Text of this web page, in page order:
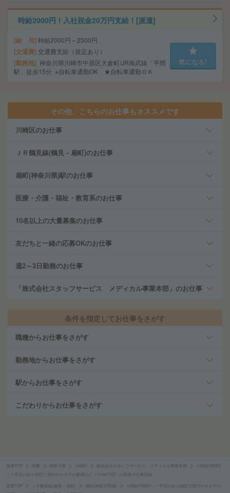
時給2000円！入社祝金20万円支給！[派遣]
給 与 時給2000円～2500円
交通費 交通費支給（規定あり）
勤務地 神奈川県川崎市中原区大倉町/JR南武線「平間
駅」徒歩15分 ※自転車通勤OK ★自転車通勤ＯＫ
気になる!
その他、こちらのお仕事もオススメです
川崎区のお仕事
ＪＲ鶴見線(鶴見－扇町)のお仕事
扇町(神奈川県)駅のお仕事
医療・介護・福祉・教育系のお仕事
10名以上の大量募集のお仕事
友だちと一緒の応募OKのお仕事
週2～3日勤務のお仕事
「株式会社スタッフサービス メディカル事業本部」のお仕事
条件を指定してお仕事をさがす
職種からお仕事をさがす
勤務地からお仕事をさがす
駅からお仕事をさがす
こだわりからお仕事をさがす
派遣TOP 神奈川県 川崎区 株式会社スタッフサービス メディカル事業本部
≪時給1500円
～＊平日のみ≫病院で受付やカルテの整理など（111447127）の派遣の仕事詳細
派遣TOP ＪＲ鶴見線(鶴見－扇町) 扇町(神奈川県)駅
≪時給1500円～＊平日のみ≫病院で受付やカルテの